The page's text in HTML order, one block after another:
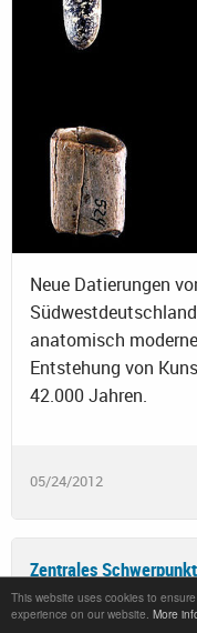
This website uses cookies to
experience on our website. More
Neue Datierungen
anatomisch
Entstehung von
42.000 Jahren.
05/24/2012
Zentrales
Archäopark auf der